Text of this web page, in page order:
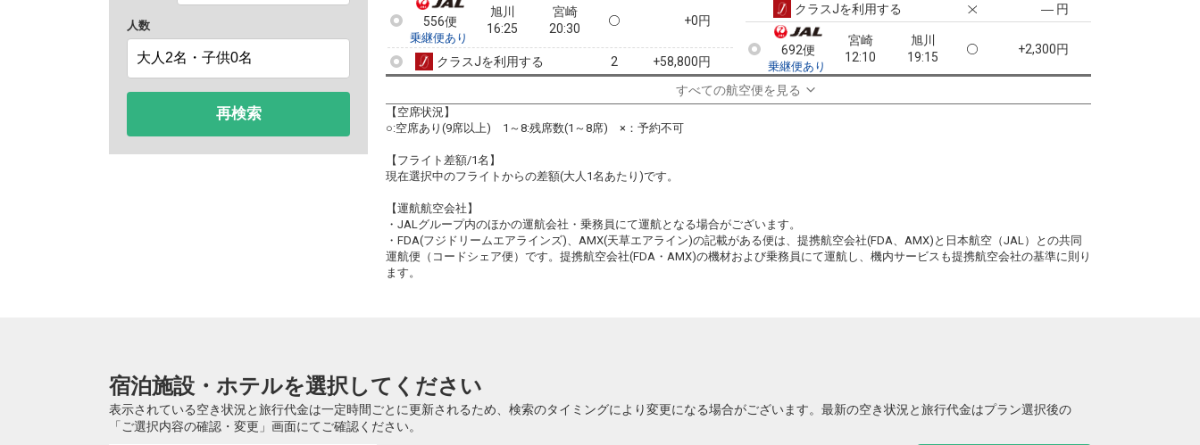
人数
再検索
556便
乗継便あり
旭川
16:25
宮崎
20:30
+0円
クラスJを利用する 2 +58,800円
クラスJを利用する ― 円
692便
乗継便あり
宮崎
12:10
旭川
19:15
+2,300円
クラスJを利用する
すべての航空便を見る
【空席状況】
○:空席あり(9席以上) 1～8:残席数(1～8席) ×：予約不可
【フライト差額/1名】
現在選択中のフライトからの差額(大人1名あたり)です。
【運航航空会社】
・JALグループ内のほかの運航会社・乗務員にて運航となる場合がございます。
・FDA(フジドリームエアラインズ)、AMX(天草エアライン)の記載がある便は、提携航空会社(FDA、AMX)と日本航空（JAL）との共同
運航便（コードシェア便）です。提携航空会社(FDA・AMX)の機材および乗務員にて運航し、機内サービスも提携航空会社の基準に則り
ます。
宿泊施設・ホテルを選択してください
表示されている空き状況と旅行代金は一定時間ごとに更新されるため、検索のタイミングにより変更になる場合がございます。最新の空き状況と旅行代金はプラン選択後の
「ご選択内容の確認・変更」画面にてご確認ください。